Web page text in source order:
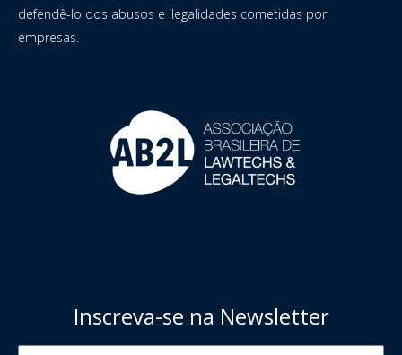
defendê-lo dos abusos e ilegalidades cometidas por
empresas.
Inscreva-se na Newsletter